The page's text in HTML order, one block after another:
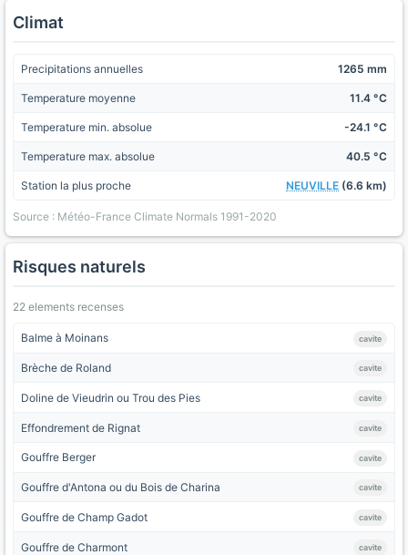
Climat
Precipitations annuelles 1265 mm
Temperature moyenne 11.4 °C
Temperature min. absolue -24.1 °C
Temperature max. absolue 40.5 °C
Station la plus proche NEUVILLE (6.6 km)
Source : Météo-France Climate Normals 1991-2020
Risques naturels
22 elements recenses
Balme à Moinans cavite
Brèche de Roland cavite
Doline de Vieudrin ou Trou des Pies cavite
Effondrement de Rignat cavite
Gouffre Berger cavite
Gouffre d'Antona ou du Bois de Charina cavite
Gouffre de Champ Gadot cavite
Gouffre de Charmont cavite